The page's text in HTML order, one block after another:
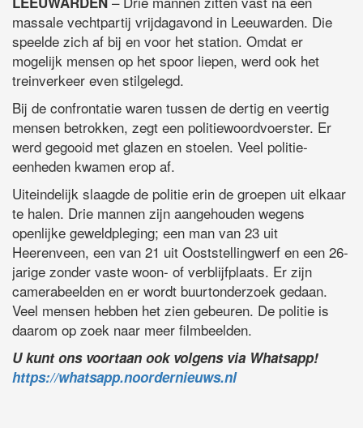
massale vechtpartij vrijdagavond in Leeuwarden. Die
speelde zich af bij en voor het station. Omdat er
mogelijk mensen op het spoor liepen, werd ook het
treinverkeer even stilgelegd.
Bij de confrontatie waren tussen de dertig en veertig
mensen betrokken, zegt een politiewoordvoerster. Er
werd gegooid met glazen en stoelen. Veel politie-
eenheden kwamen erop af.
Uiteindelijk slaagde de politie erin de groepen uit elkaar
te halen. Drie mannen zijn aangehouden wegens
openlijke geweldpleging; een man van 23 uit
Heerenveen, een van 21 uit Ooststellingwerf en een 26-
jarige zonder vaste woon- of verblijfplaats. Er zijn
camerabeelden en er wordt buurtonderzoek gedaan.
Veel mensen hebben het zien gebeuren. De politie is
daarom op zoek naar meer filmbeelden.
U kunt ons voortaan ook volgens via Whatsapp!
https://whatsapp.noordernieuws.nl